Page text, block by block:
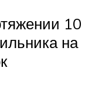
10
на